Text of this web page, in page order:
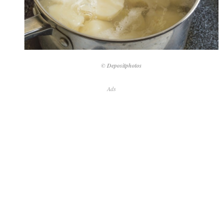
© Depositphotos
Ads